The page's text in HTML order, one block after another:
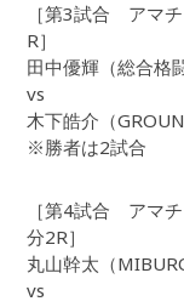
［第3試合 アマ
R］
田中優輝（総合格
vs
木下皓介（
※勝者は2試合
［第4試合 アマ
分2R］
丸山幹太（
vs